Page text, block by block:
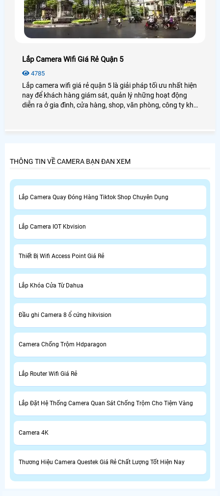
Lắp Camera Wifi Giá Rẻ Quận 5
4785
Lắp camera wifi giá rẻ quận 5 là giải pháp tối ưu nhất hiện
nay để khách hàng giám sát, quản lý những hoạt động
diễn ra ở gia đình, cửa hàng, shop, văn phòng, công ty khi
THÔNG TIN VỀ CAMERA BẠN ĐAN XEM
Lắp Camera Quay Đóng Hàng Tiktok Shop Chuyên Dụng
Lắp Camera IOT Kbvision
Thiết Bị Wifi Access Point Giá Rẻ
Lắp Khóa Cửa Từ Dahua
Đầu ghi Camera 8 ổ cứng hikvision
Camera Chống Trộm Hdparagon
Lắp Router Wifi Giá Rẻ
Lắp Đặt Hệ Thống Camera Quan Sát Chống Trộm Cho Tiệm Vàng
Camera 4K
Thương Hiệu Camera Questek Giá Rẻ Chất Lượng Tốt Hiện Nay